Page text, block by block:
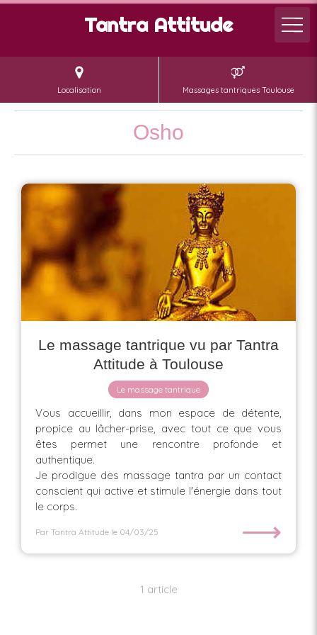
Tantra Attitude
Localisation Massages tantriques Toulouse
Osho
Le massage tantrique vu par Tantra
Attitude à Toulouse
Le massage tantrique
Vous accueillir, dans mon espace de détente,
propice au lâcher-prise, avec tout ce que vous
êtes permet une rencontre profonde et
authentique.
Je prodigue des massage tantra par un contact
conscient qui active et stimule l'énergie dans tout
le corps.
Par Tantra Attitude le 04/03/25 ⟶
1 article